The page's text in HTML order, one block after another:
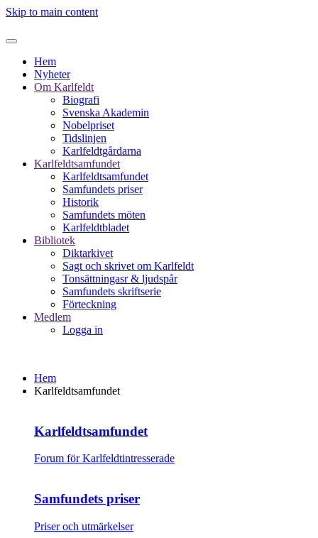
Skip to main content
Hem
Nyheter
Om Karlfeldt
Biografi
Svenska Akademin
Nobelpriset
Tidslinjen
Karlfeldtgårdarna
Karlfeldtsamfundet
Karlfeldtsamfundet
Samfundets priser
Historik
Samfundets möten
Karlfeldtbladet
Bibliotek
Diktarkivet
Sagt och skrivet om Karlfeldt
Tonsättningasr & ljudspår
Samfundets skriftserie
Förteckning
Medlem
Logga in
Hem
Karlfeldtsamfundet
Karlfeldtsamfundet
Forum för Karlfeldtintresserade
Samfundets priser
Priser och utmärkelser